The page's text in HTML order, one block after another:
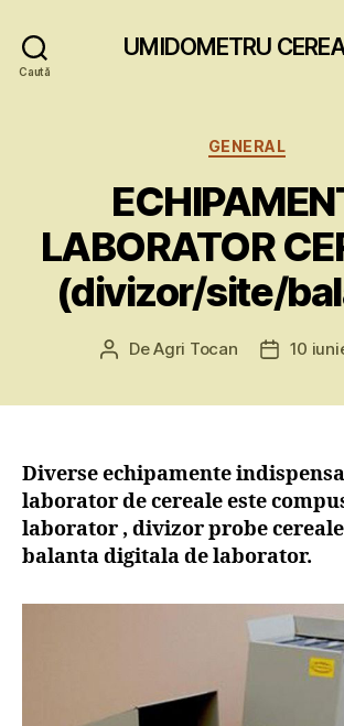
Caută
UMIDOMETRU
Categorii
GENERAL
LABORATOR
(divizor/site/
Autor
DeAgri Tocan
Dată
10
Diverse echipamente
laborator de cereale este
laborator , divizor probe
balanta digitala de laborator.